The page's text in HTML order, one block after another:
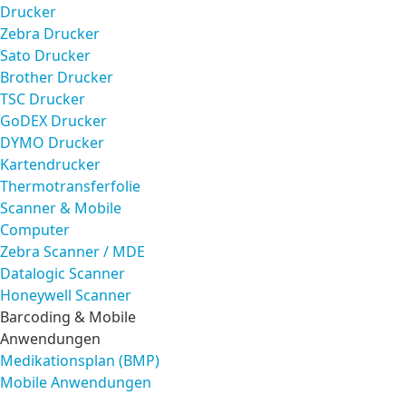
Drucker
Zebra Drucker
Sato Drucker
Brother Drucker
TSC Drucker
GoDEX Drucker
DYMO Drucker
Kartendrucker
Thermotransferfolie
Scanner & Mobile
Computer
Zebra Scanner / MDE
Datalogic Scanner
Honeywell Scanner
Barcoding & Mobile
Anwendungen
Medikationsplan (BMP)
Mobile Anwendungen